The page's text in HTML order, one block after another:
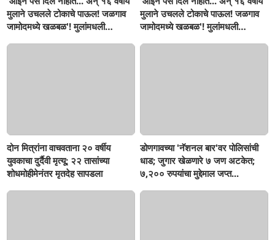
मुलाने उचलले टोकाचे पाऊल! जळगाव
जामोदमध्ये खळबळ'! मुलांमधली
मुलाने उचलले टोकाचे पाऊल! जळगाव
जामोदमध्ये खळबळ'! मुलांमधली
दोन मित्रांना वाचवताना २० वर्षीय
युवकाचा दुर्दैवी मृत्यू; २२ तासांच्या
शोधमोहीमेनंतर मृतदेह सापडला
डोणगावच्या 'नॅशनल बार'वर पोलिसांची
धाड; जुगार खेळणारे ७ जण अटकेत;
७,२०० रुपयांचा मुद्देमाल जप्त...